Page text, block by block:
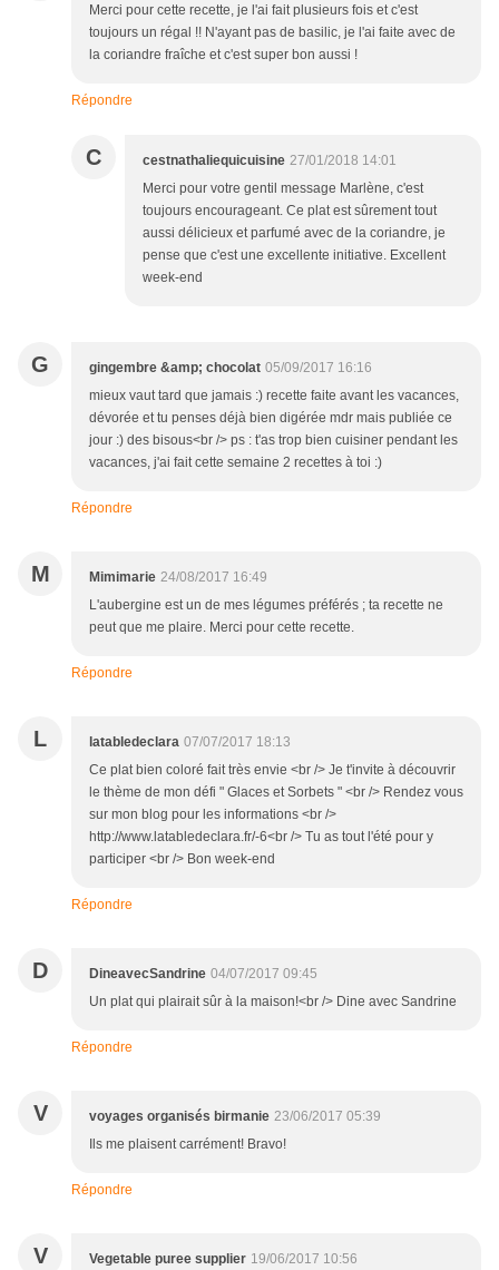
Merci pour cette recette, je l'ai fait plusieurs fois et c'est
toujours un régal !! N'ayant pas de basilic, je l'ai faite avec de
la coriandre fraîche et c'est super bon aussi !
Répondre
C cestnathaliequicuisine 27/01/2018 14:01
Merci pour votre gentil message Marlène, c'est
toujours encourageant. Ce plat est sûrement tout
aussi délicieux et parfumé avec de la coriandre, je
pense que c'est une excellente initiative. Excellent
week-end
G gingembre &amp; chocolat 05/09/2017 16:16
mieux vaut tard que jamais :) recette faite avant les vacances,
dévorée et tu penses déjà bien digérée mdr mais publiée ce
jour :) des bisous<br /> ps : t'as trop bien cuisiner pendant les
vacances, j'ai fait cette semaine 2 recettes à toi :)
Répondre
M Mimimarie 24/08/2017 16:49
L'aubergine est un de mes légumes préférés ; ta recette ne
peut que me plaire. Merci pour cette recette.
Répondre
L latabledeclara 07/07/2017 18:13
Ce plat bien coloré fait très envie <br /> Je t'invite à découvrir
le thème de mon défi " Glaces et Sorbets " <br /> Rendez vous
sur mon blog pour les informations <br />
http://www.latabledeclara.fr/-6<br /> Tu as tout l'été pour y
participer <br /> Bon week-end
Répondre
D DineavecSandrine 04/07/2017 09:45
Un plat qui plairait sûr à la maison!<br /> Dine avec Sandrine
Répondre
V voyages organisés birmanie 23/06/2017 05:39
Ils me plaisent carrément! Bravo!
Répondre
V Vegetable puree supplier 19/06/2017 10:56